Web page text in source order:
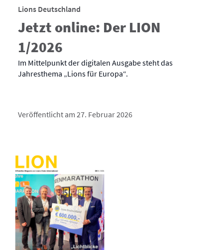
Lions Deutschland
Jetzt online: Der LION
1/2026
Im Mittelpunkt der digitalen Ausgabe steht das
Jahresthema „Lions für Europa“.
Veröffentlicht am 27. Februar 2026